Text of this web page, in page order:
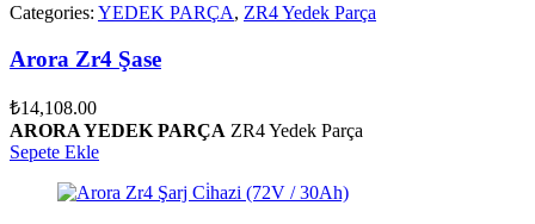
Categories: YEDEK PARÇA, ZR4 Yedek Parça
Arora Zr4 Şase
₺14,108.00
ARORA YEDEK PARÇA ZR4 Yedek Parça
Sepete Ekle